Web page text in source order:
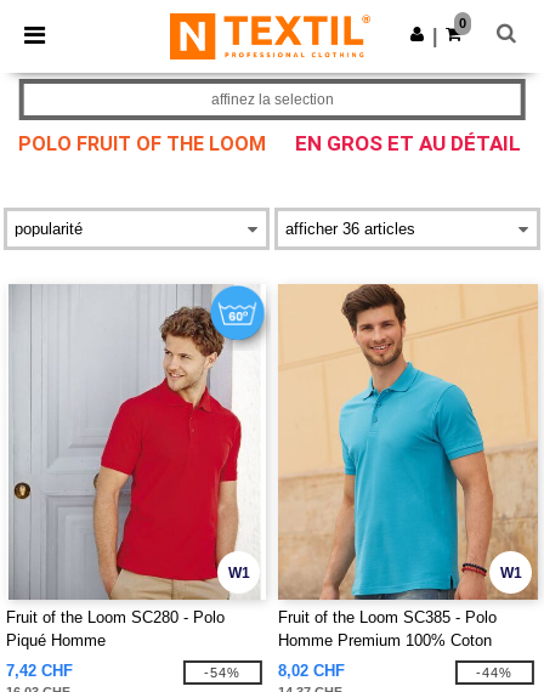
× Appli Ntextil
Meilleurs prix sur l’app !
Obtenir l'appli
0
POLO FRUIT OF THE LOOM EN GROS ET AU DÉTAIL
affinez la selection
W1
Fruit of the Loom SC280 - Polo
Piqué Homme
7,42 CHF
-54%
W1
Fruit of the Loom SC385 - Polo
Homme Premium 100% Coton
8,02 CHF
-44%